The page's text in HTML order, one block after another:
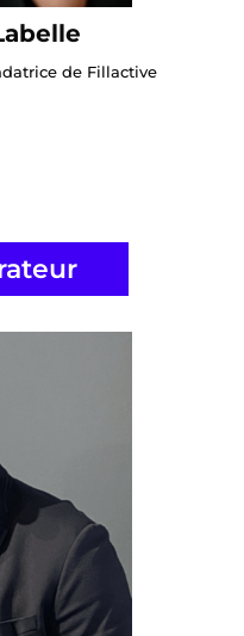
de Fillactive